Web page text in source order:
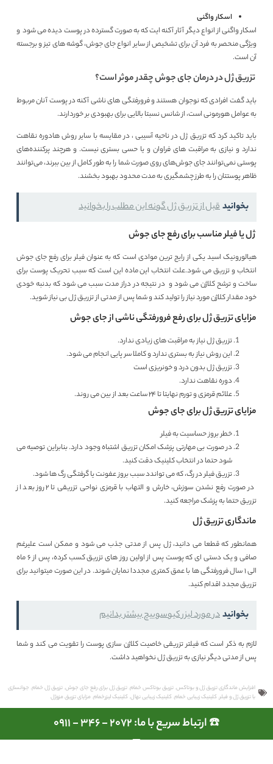
اسکار واگنی
اسکار واگنی از انواع دیگر آثار آکنه ایت که به صورت گسترده در پوست دیده می شود و
ویژگی منحصر به فرد آن برای تشخیص از سایر انواع جای جوش، گوشه های تیز و برجسته
آن است.
تزریق ژل در درمان جای جوش چقدر موثر است؟
باید گفت افرادی که نوجوان هستند و فرورفتگی های ناشی آکنه در پوست آنان مربوط
به عوامل هورمونی است، از شانس نسبتا بالایی برای بهبودی بر خوردارند.
باید تاکید کرد که تزریق ژل در ناحیه آسیبی ، در مقایسه با سایر روش هادوره نقاهت
ندارد و نیازی به مراقبت های فراوان و یا حسی بستری نیست. و هرچند پرکننده‌های
پوستی نمی‌توانند جای جوش‌های روی صورت شما را به طور کامل از بین ببرند، می‌توانند
ظاهر پوستتان را به طرز چشمگیری به مدت محدود بهبود بخشند.
بخوانیدقبل از تزریق ژل گونه این مطلب را بخوانید
ژل یا فیلر مناسب برای رفع جای جوش
هیالورونیک اسید یکی از رایج ترین موادی است که به عنوان فیلر برای رفع جای جوش
انتخاب و تزریق می شود.علت انتخاب این ماده این است که سبب تحریک پوست برای
ساخت و ترشح کلاژن می شود و در نتیجه در دراز مدت سبب می شود که بدنبه خودی
خود مقدار کلاژن مورد نیاز را تولید کند و شما پس از مدتی از تزریق ژل بی نیاز شوید.
مزایای تزریق ژل برای رفع فرورفتگی ناشی از جای جوش
تزریق ژل نیاز به مراقبت های زیادی ندارد.
این روش نیاز به بستری ندارد و کاملا سر پایی انجام می شود.
تزریق ژل بدون درد و خونریزی است
دوره نقاهت ندارد.
علائم قرمزی و تورم نهایتا تا ۲۴ ساعت بعد از بین می روند.
مزایای تزریق ژل برای جای جوش
خطر بروز حساسیت به فیلر
در صورت بی مهارتی پزشک امکان تزریق اشتباه وجود دارد. بنابراین توصیه می
شود حتما در انتخاب کلینیک دقت کنید.
تزریق فیلر در رگ، که می تواندد سبب بروز عفونت یا گرفتگی رگ ها شود.
در صورت رفع نشدن سوزش، خارش و التهاب با قرمزی نواحی تزریقی تا ۲ روز بعد از
تزریق حتما به پزشک مراجعه کنید.
ماندگاری تزریق ژل
همانطور که قطعا می دانید، ژل پس از مدتی جذب می شود و ممکن است علیرغم
صافی و یک دستی ای که پوست پس از اولین روز های تزریق کسب کرده، پس از ۶ ماه
الی ۱ سال فرورفتگی ها با عمق کمتری مجددا نمایان شوند. در این صورت میتوانید برای
تزریق مجدد اقدام کنید.
بخوانیددر مورد لیزر کیوسوییچ بیشتر بدانیم
لازم به ذکر است که فیلتر تزریقی خاصیت کلاژن سازی پوست را تقویت می کند و شما
پس از مدتی دیگر نیازی به تزریق ژل نخواهید داشت.
افزایش ماندگاری تزریق ژل و بوتاکس تزریق بوتاکس خمام تزریق ژل برای رفع جای جوش تزریق ژل خمام جوانسازی
با تزریق ژل و فیلر, کلینیک زیبایی خمام کلینیک زیبایی نهال کلینیک لیزرخمام مزایای تزریق مزوژل
☎️ ارتباط سریع با ما: 2072 - 346 - 0911